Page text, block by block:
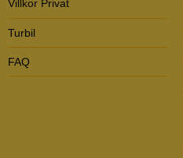
Villkor Privat
Turbil
FAQ